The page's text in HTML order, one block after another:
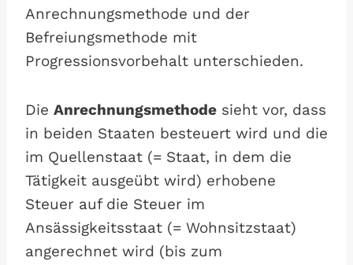
Anrechnungsmethode und der
Befreiungsmethode mit
Progressionsvorbehalt unterschieden.
Die Anrechnungsmethode sieht vor, dass
in beiden Staaten besteuert wird und die
im Quellenstaat (= Staat, in dem die
Tätigkeit ausgeübt wird) erhobene
Steuer auf die Steuer im
Ansässigkeitsstaat (= Wohnsitzstaat)
angerechnet wird (bis zum